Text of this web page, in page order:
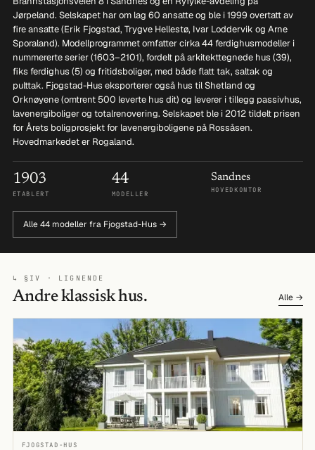
Jørpeland. Selskapet har om lag 60 ansatte og ble i 1999 overtatt av
fire ansatte (Erik Fjogstad, Trygve Hellestø, Ivar Loddervik og Arne
Sporaland). Modellprogrammet omfatter cirka 44 ferdighusmodeller i
nummererte serier (1603–2101), fordelt på arkitekttegnede hus (39),
fiks ferdighus (5) og fritidsboliger, med både flatt tak, saltak og
pulttak. Fjogstad-Hus eksporterer også hus til Shetland og
Orknøyene (omtrent 500 leverte hus dit) og leverer i tillegg passivhus,
lavenergiboliger og totalrenovering. Selskapet ble i 2012 tildelt prisen
for Årets boligprosjekt for lavenergiboligene på Rossåsen.
Hovedmarkedet er Rogaland.
1903
ETABLERT
44
MODELLER
Sandnes
HOVEDKONTOR
Alle 44 modeller fra Fjogstad-Hus →
↳ §IV · LIGNENDE
Andre klassisk hus. Alle →
FJOGSTAD-HUS